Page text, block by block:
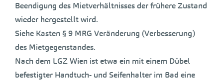
Beendigung des Mietverhältnisses der frühere Zustand
wieder hergestellt wird.
Siehe Kasten § 9 MRG Veränderung (Verbesserung)
des Mietgegenstandes.
Nach dem LGZ Wien ist etwa ein mit einem Dübel
befestigter Handtuch- und Seifenhalter im Bad eine